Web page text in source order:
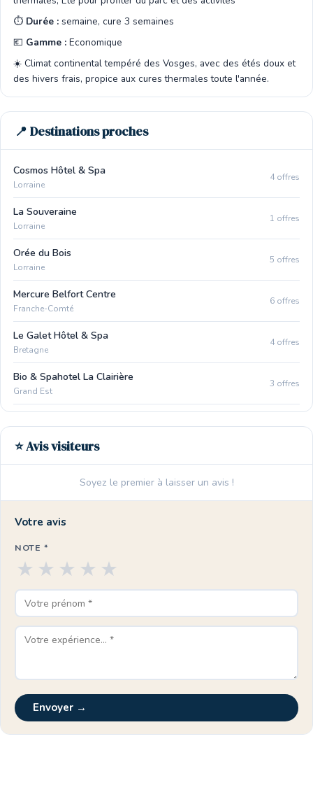
⏱️ Durée : semaine, cure 3 semaines
💶 Gamme : Economique
☀️ Climat continental tempéré des Vosges, avec des étés doux et
des hivers frais, propice aux cures thermales toute l'année.
📍 Destinations proches
Cosmos Hôtel & Spa
Lorraine
4 offres
La Souveraine
Lorraine
1 offres
Orée du Bois
Lorraine
5 offres
Mercure Belfort Centre
Franche-Comté
6 offres
Le Galet Hôtel & Spa
Bretagne
4 offres
Bio & Spahotel La Clairière
Grand Est
3 offres
⭐ Avis visiteurs
Soyez le premier à laisser un avis !
Votre avis
NOTE *
★
★
★
★
★
Envoyer →